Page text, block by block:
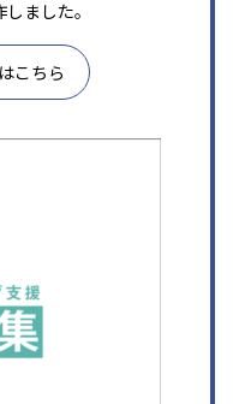
ました。
こちら